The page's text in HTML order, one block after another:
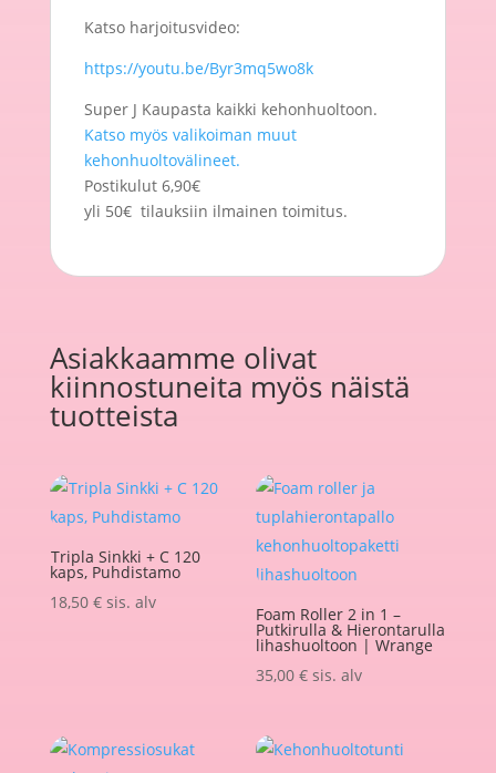
Katso harjoitusvideo:
https://youtu.be/Byr3mq5wo8k
Super J Kaupasta kaikki kehonhuoltoon.
Katso myös valikoiman muut
kehonhuoltovälineet.
Postikulut 6,90€
yli 50€ tilauksiin ilmainen toimitus.
Asiakkaamme olivat
kiinnostuneita myös näistä
tuotteista
Tripla Sinkki + C 120
kaps, Puhdistamo
18,50 € sis. alv
Foam Roller 2 in 1 –
Putkirulla & Hierontarulla
lihashuoltoon | Wrange
35,00€ sis. alv